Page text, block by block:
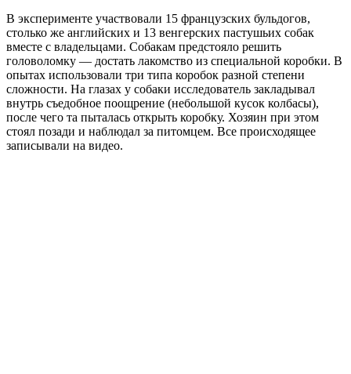
В эксперименте участвовали 15 французских бульдогов,
столько же английских и 13 венгерских пастушьих собак
вместе с владельцами. Собакам предстояло решить
головоломку — достать лакомство из специальной коробки. В
опытах использовали три типа коробок разной степени
сложности. На глазах у собаки исследователь закладывал
внутрь съедобное поощрение (небольшой кусок колбасы),
после чего та пыталась открыть коробку. Хозяин при этом
стоял позади и наблюдал за питомцем. Все происходящее
записывали на видео.